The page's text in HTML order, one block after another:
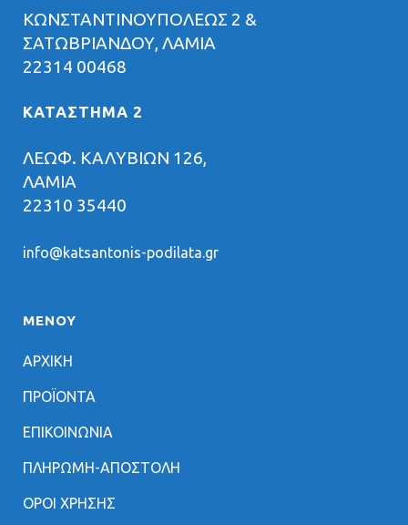
ΚΩΝΣΤΑΝΤΙΝΟΥΠΟΛΕΩΣ 2 &
ΣΑΤΩΒΡΙΑΝΔΟΥ, ΛΑΜΙΑ
22314 00468
ΚΑΤΑΣΤΗΜΑ 2
ΛΕΩΦ. ΚΑΛΥΒΙΩΝ 126,
ΛΑΜΙΑ
22310 35440
info@katsantonis-podilata.gr
ΜΕΝΟΥ
ΑΡΧΙΚΗ
ΠΡΟΪΟΝΤΑ
ΕΠΙΚΟΙΝΩΝΙΑ
ΠΛΗΡΩΜΗ-ΑΠΟΣΤΟΛΗ
ΟΡΟΙ ΧΡΗΣΗΣ